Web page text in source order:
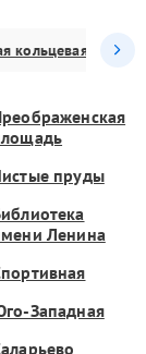
кольцевая
пруды
Ленина
Западная